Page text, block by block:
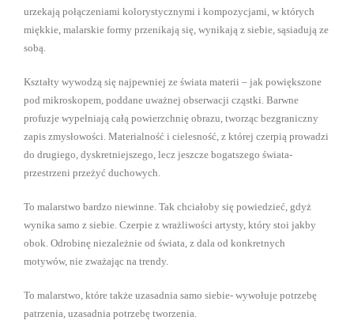
urzekają połączeniami kolorystycznymi i kompozycjami, w których
miękkie, malarskie formy przenikają się, wynikają z siebie, sąsiadują ze
sobą.
Kształty wywodzą się najpewniej ze świata materii – jak powiększone
pod mikroskopem, poddane uważnej obserwacji cząstki. Barwne
profuzje wypełniają całą powierzchnię obrazu, tworząc bezgraniczny
zapis zmysłowości. Materialność i cielesność, z której czerpią prowadzi
do drugiego, dyskretniejszego, lecz jeszcze bogatszego świata-
przestrzeni przeżyć duchowych.
To malarstwo bardzo niewinne. Tak chciałoby się powiedzieć, gdyż
wynika samo z siebie. Czerpie z wrażliwości artysty, który stoi jakby
obok. Odrobinę niezależnie od świata, z dala od konkretnych
motywów, nie zważając na trendy.
To malarstwo, które także uzasadnia samo siebie- wywołuje potrzebę
patrzenia, uzasadnia potrzebę tworzenia.